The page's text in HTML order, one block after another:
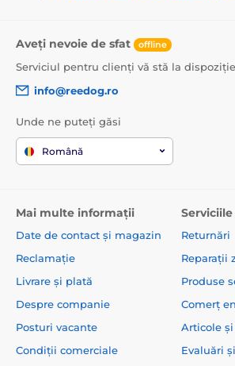
Aveți nevoie de sfat offline
Serviciul pentru clienți vă stă la dispoziție
info@reedog.ro
Unde ne puteți găsi
Română
Mai multe informații
Date de contact și magazin
Reclamație
Livrare și plată
Despre companie
Posturi vacante
Condiții comerciale
Returnări
Reparații
Produse
Comerț
Articole
Evaluări